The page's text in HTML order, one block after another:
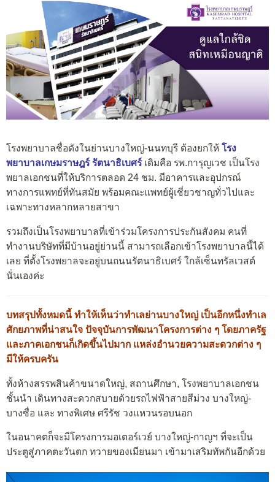
โรงพยาบาลชื่อดังในย่านบางใหญ่-นนทบุรี ต้องยกให้ โรง
พยาบาลเกษมราษฎร์ รัตนาธิเบศร์ เดิมคือ รพ.การุญเวช เป็นโรง
พยาลเอกชนที่ให้บริการตลอด 24 ชม. มีอาคารและอุปกรณ์
ทางการแพทย์ที่ทันสมัย พร้อมคณะแพทย์ผู้เชี่ยวชาญทั่วไปและ
เฉพาะทางหลากหลายสาขา
รวมถึงเป็นโรงพยาบาลที่เข้าร่วมโครงการประกันสังคม คนที่
ทำงานบริษัทที่มีบ้านอยู่ย่านนี้ สามารถเลือกเข้าโรงพยาบาลนี้ได้
เลย ที่ตั้งโรงพยาลจะอยู่บนถนนรัตนาธิเบศร์ ใกล้เซ็นทรัลเวสต์
นั่นเองค่ะ
บทสรุปทั้งหมดนี้ ทำให้เห็นว่าทำเลย่านบางใหญ่ เป็นอีกหนึ่งทำเล
ศักยภาพที่น่าสนใจ ปัจจุบันการพัฒนาโครงการต่าง ๆ โดยภาครัฐ
และภาคเอกชนก็เกิดขึ้นไปมาก แหล่งอำนวยความสะดวกต่าง ๆ
มีให้ครบครัน
ทั้งห้างสรรพสินค้าขนาดใหญ่, สถานศึกษา, โรงพยาบาลเอกชน
ชั้นนำ เดินทางสะดวกสบายด้วยรถไฟฟ้าสายสีม่วง บางใหญ่-
บางซื่อ และ ทางพิเศษ ศรีรัช วงแหวนรอบนอก
ในอนาคตก็จะมีโครงการมอเตอร์เวย์ บางใหญ่-กาญฯ ที่จะเป็น
ประตูสู่ภาคตะวันตก ทวายของเมียนมา เข้ามาเสริมทัพกันอีกด้วย